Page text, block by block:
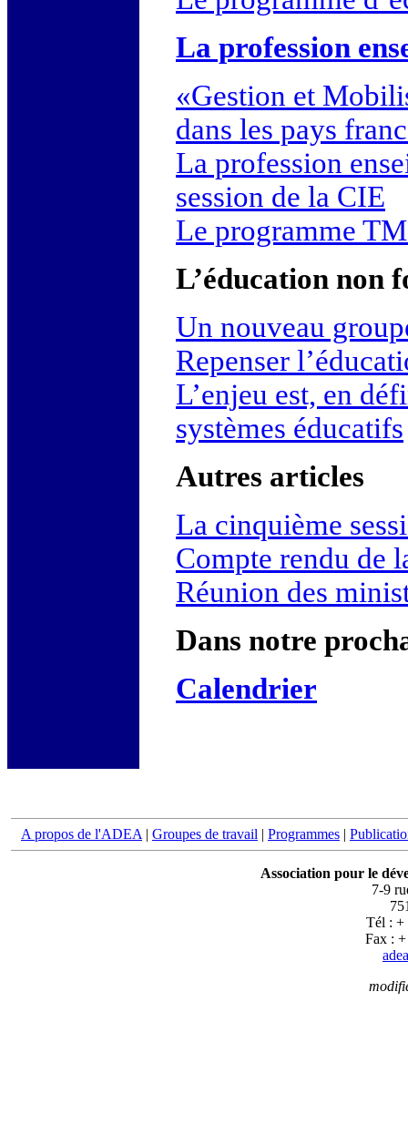
La profession
«Gestion et
dans les pays
La profession
session de la CIE
Le programme
L’éducation non
Un nouveau
Repenser
L’enjeu est, en
systèmes éducatifs
Autres articles
La cinquième
Compte rendu de
Réunion des
Dans notre
Calendrier
A propos de l'ADEA | Groupes de travail | Programmes |
Association pour le
7-9
Tél : +
Fax :